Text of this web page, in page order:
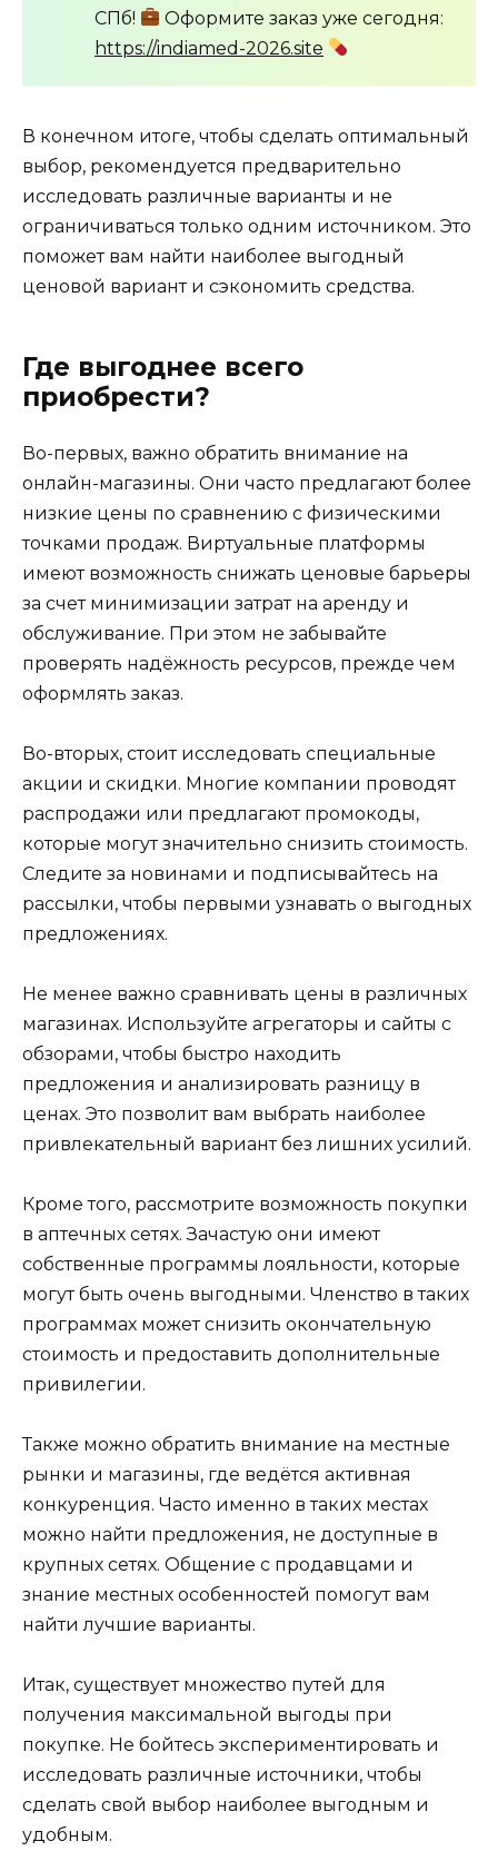
СПб!
Оформите заказ уже сегодня:
https://indiamed-2026.site
В конечном итоге, чтобы сделать оптимальный
выбор, рекомендуется предварительно
исследовать различные варианты и не
ограничиваться только одним источником. Это
поможет вам найти наиболее выгодный
ценовой вариант и сэкономить средства.
Где выгоднее всего
приобрести?
Во-первых, важно обратить внимание на
онлайн-магазины. Они часто предлагают более
низкие цены по сравнению с физическими
точками продаж. Виртуальные платформы
имеют возможность снижать ценовые барьеры
за счет минимизации затрат на аренду и
обслуживание. При этом не забывайте
проверять надёжность ресурсов, прежде чем
оформлять заказ.
Во-вторых, стоит исследовать специальные
акции и скидки. Многие компании проводят
распродажи или предлагают промокоды,
которые могут значительно снизить стоимость.
Следите за новинами и подписывайтесь на
рассылки, чтобы первыми узнавать о выгодных
предложениях.
Не менее важно сравнивать цены в различных
магазинах. Используйте агрегаторы и сайты с
обзорами, чтобы быстро находить
предложения и анализировать разницу в
ценах. Это позволит вам выбрать наиболее
привлекательный вариант без лишних усилий.
Кроме того, рассмотрите возможность покупки
в аптечных сетях. Зачастую они имеют
собственные программы лояльности, которые
могут быть очень выгодными. Членство в таких
программах может снизить окончательную
стоимость и предоставить дополнительные
привилегии.
Также можно обратить внимание на местные
рынки и магазины, где ведётся активная
конкуренция. Часто именно в таких местах
можно найти предложения, не доступные в
крупных сетях. Общение с продавцами и
знание местных особенностей помогут вам
найти лучшие варианты.
Итак, существует множество путей для
получения максимальной выгоды при
покупке. Не бойтесь экспериментировать и
исследовать различные источники, чтобы
сделать свой выбор наиболее выгодным и
удобным.